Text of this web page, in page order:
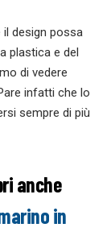
design possa
plastica e del
di vedere
infatti che lo
sempre di più
anche
in